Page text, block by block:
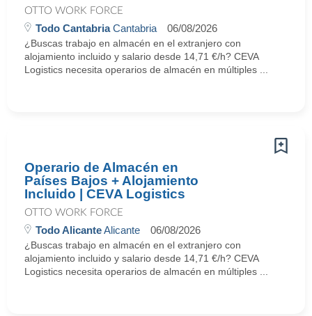
OTTO WORK FORCE
Todo CantabriaCantabria 06/08/2026
¿Buscas trabajo en almacén en el extranjero con
alojamiento incluido y salario desde 14,71 €/h? CEVA
Logistics necesita operarios de almacén en múltiples ...
Operario de Almacén en
Países Bajos + Alojamiento
Incluido | CEVA Logistics
OTTO WORK FORCE
Todo AlicanteAlicante 06/08/2026
¿Buscas trabajo en almacén en el extranjero con
alojamiento incluido y salario desde 14,71 €/h? CEVA
Logistics necesita operarios de almacén en múltiples ...